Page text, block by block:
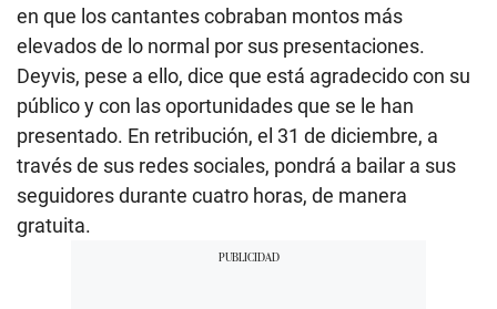
en que los cantantes cobraban montos más
elevados de lo normal por sus presentaciones.
Deyvis, pese a ello, dice que está agradecido con su
público y con las oportunidades que se le han
presentado. En retribución, el 31 de diciembre, a
través de sus redes sociales, pondrá a bailar a sus
seguidores durante cuatro horas, de manera
gratuita.